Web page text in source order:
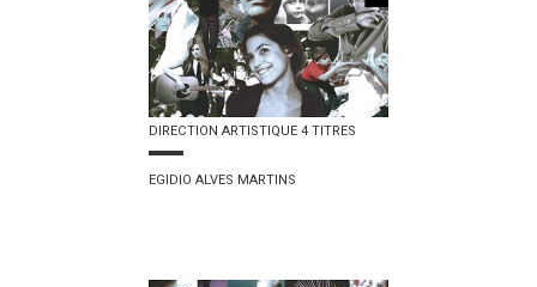
DIRECTION ARTISTIQUE 4 TITRES
EGIDIO ALVES MARTINS